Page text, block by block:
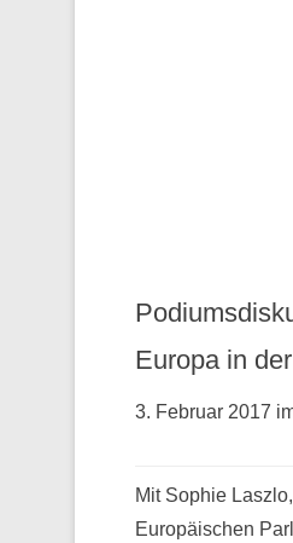
Europa in
3. Februar 2017
Mit Sophie
Europäischen